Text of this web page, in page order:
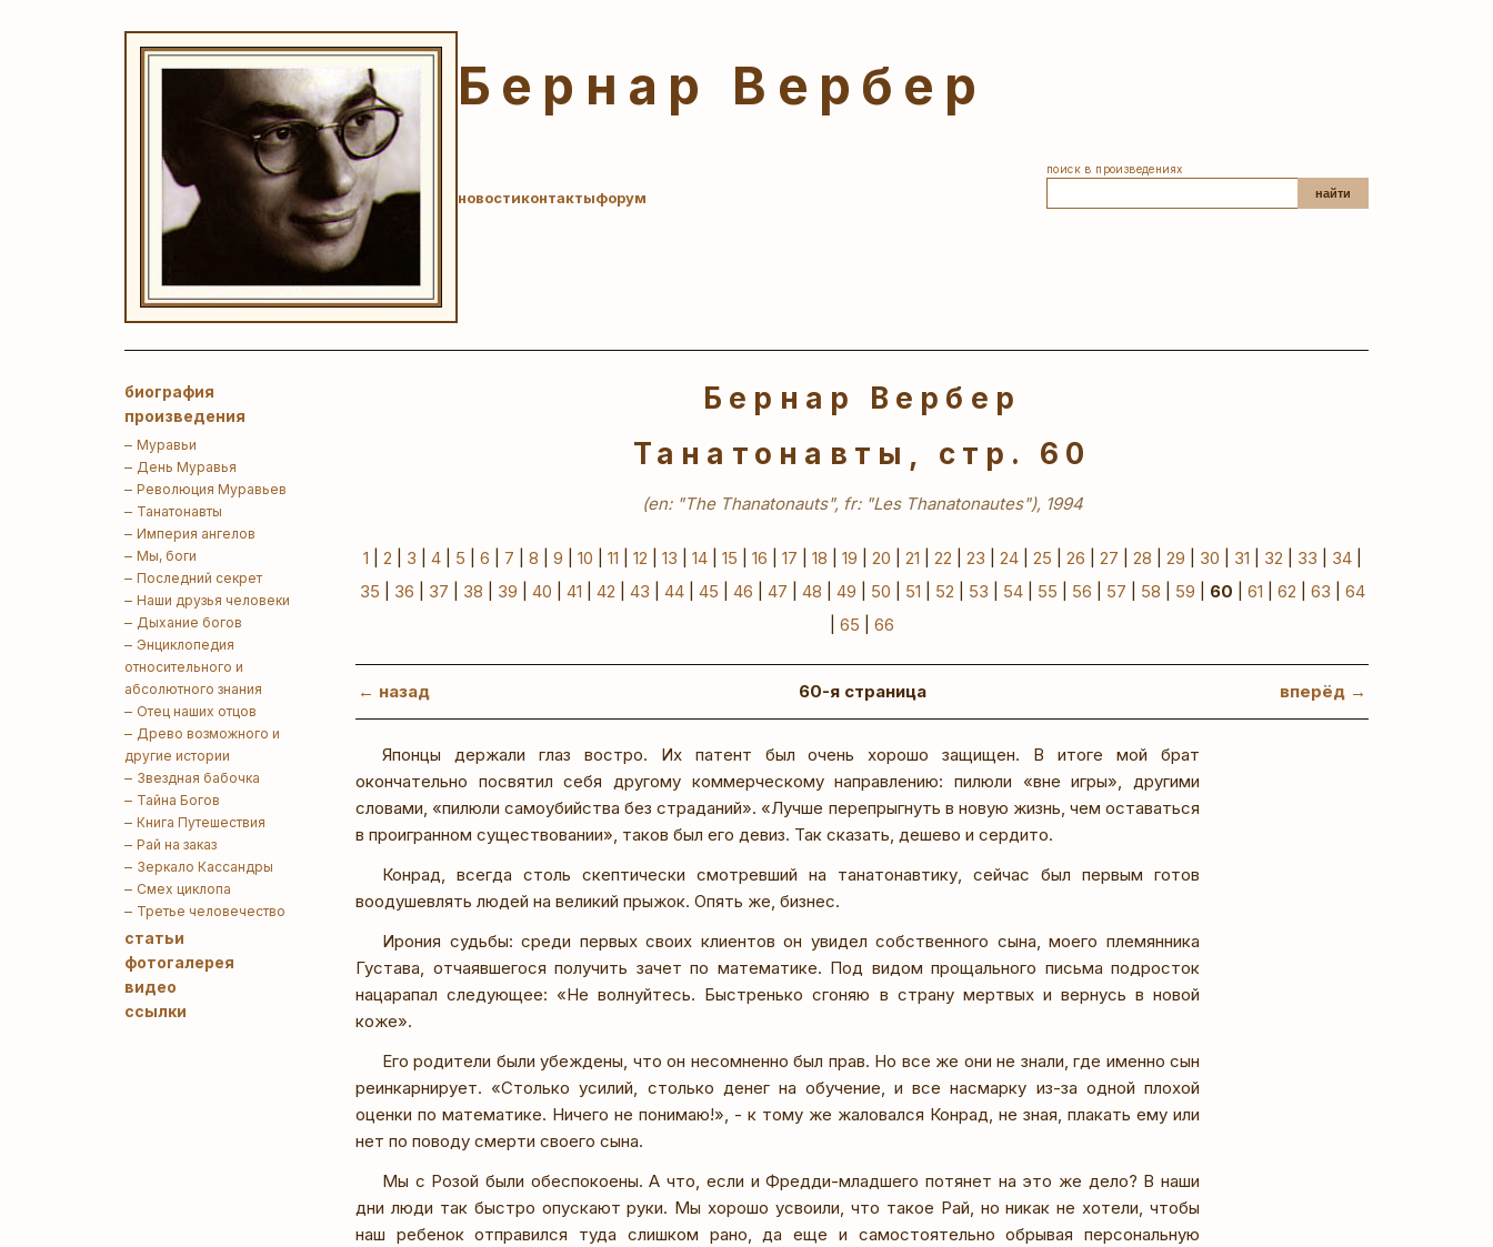
Бернар Вербер
новостиконтактыфорум
поиск в произведениях
найти
биография
произведения
Муравьи
День Муравья
Революция Муравьев
Танатонавты
Империя ангелов
Мы, боги
Последний секрет
Наши друзья человеки
Дыхание богов
Энциклопедия
относительного и
абсолютного знания
Отец наших отцов
Древо возможного и
другие истории
Звездная бабочка
Тайна Богов
Книга Путешествия
Рай на заказ
Зеркало Кассандры
Смех циклопа
Третье человечество
статьи
фотогалерея
видео
ссылки
Бернар Вербер
Танатонавты, стр. 60
(en: "The Thanatonauts", fr: "Les Thanatonautes"), 1994
1 2 3 4| 5 6 7 8 9 10 11 12 13 14| 15 16 17 18 19 20 21 22 23 24| 25 26 27 28 29 30 31 32 33 34|
35
36 37 38 39 40 41 42 43 44| 45 46 47 48 49 50 51 52 53 54| 55 56 57 58 59 60 61 62 63
64
65 66
← назад 60-я страница вперёд →
Японцы держали глаз востро. Их патент был очень хорошо защищен. В итоге мой брат
окончательно посвятил себя другому коммерческому направлению: пилюли «вне игры», другими
словами, «пилюли самоубийства без страданий». «Лучше перепрыгнуть в новую жизнь, чем оставаться
в проигранном существовании», таков был его девиз. Так сказать, дешево и сердито.
Конрад, всегда столь скептически смотревший на танатонавтику, сейчас был первым готов
воодушевлять людей на великий прыжок. Опять же, бизнес.
Ирония судьбы: среди первых своих клиентов он увидел собственного сына, моего племянника
Густава, отчаявшегося получить зачет по математике. Под видом прощального письма подросток
нацарапал следующее: «Не волнуйтесь. Быстренько сгоняю в страну мертвых и вернусь в новой
коже».
Его родители были убеждены, что он несомненно был прав. Но все же они не знали, где именно сын
реинкарнирует. «Столько усилий, столько денег на обучение, и все насмарку из-за одной плохой
оценки по математике. Ничего не понимаю!», - к тому же жаловался Конрад, не зная, плакать ему или
нет по поводу смерти своего сына.
Мы с Розой были обеспокоены. А что, если и Фредди-младшего потянет на это же дело? В наши
дни люди так быстро опускают руки. Мы хорошо усвоили, что такое Рай, но никак не хотели, чтобы
наш ребенок отправился туда слишком рано, да еще и самостоятельно обрывая персональную